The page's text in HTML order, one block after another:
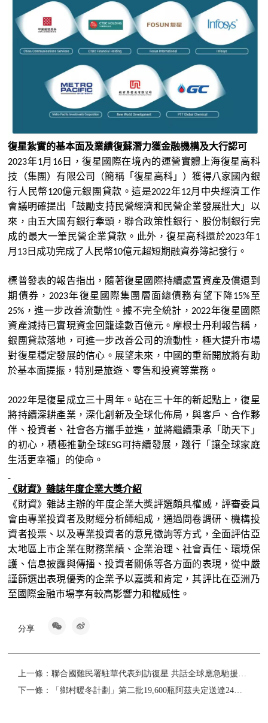
復星紮實的基本面及業績復蘇潛力獲金融機構及大行認可
2023年1月 16日，復星 國際在境內的運營實體上海復星 高科
技（集團）有限公司（簡稱「復星 高科」 ）獲得八家國內銀
行人民幣120億元銀團貸款。這是2022年12月中央經濟工作
會議明確提出 「 鼓勵支持民營經濟和民營企業發展壯大 」 以
來，由五大國有銀行牽頭，聯合政策性銀行、股份制銀行完
成的最大一筆民營企業貸款。此外，復星高科還於2023年1
月 13 日成功完成了人民幣10億元超短期融資券簿記發行。
標普發表的報告指出，隨著復星 國際持續處置資產及償還到
期債券， 2023年復星 國際集團層面總債務有望下降15%至
25% ，進一步改善流動性。據不完全統計， 2022年復星 國際
資產減持已實現資金回籠達數百億元。摩根士丹利報告稱，
銀團貸款落地，可進一步改善公司的流動性，極大提升市場
對復星穩定發展的信心。展望未來，中國的重新開放將有助
於基本面提振，特別是旅遊、零售和投資等業務。
2022年是復星 成立三十周年。 站在三十年的新起點上，復星
將持續深耕產業，深化創新及全球化佈局，與客戶、合作夥
伴、投資者、社會各方攜手並進，並將繼續秉承 「 助天下 」
的初心，積極推動全球ESG可持續發展，踐行 「 讓全球家庭
生活更幸福 」 的使命。
《財資》雜誌年度企業大獎介紹
《財資》雜誌主辦的年度企業大獎評選頗具權威，評審委員
會由專業投資者及財經分析師組成，通過問卷調研、機構投
資者投票、以及專業投資者的意見徵詢等方式，全面評估亞
太地區上市企業在財務業績、企業治理、社會責任、環境保
護、信息披露與傳播、投資者關係等各方面的表現，從中嚴
謹篩選出表現優秀的企業予以嘉獎和肯定，其評比在亞洲乃
至國際金融市場享有較高影響力和權威性。
分享
上一條：聯合國難民署駐華代表到訪復星 共話全球應急馳援合作
下一條：
「鄉村暖冬計劃」第二批19,600瓶阿茲夫定送達24縣 村醫新冠防治培訓直播課超百萬人次觀看